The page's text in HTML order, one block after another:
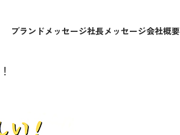
ブランドメッセージ社長メッセージ会社概要